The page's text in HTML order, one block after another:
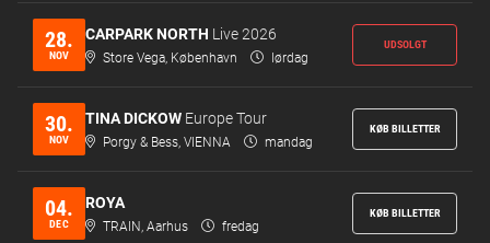
28.
NOV
CARPARK NORTH Live 2026
Store Vega, København lørdag
UDSOLGT
30.
NOV
TINA DICKOW Europe Tour
Porgy & Bess, VIENNA mandag
KØB BILLETTER
04.
DEC
ROYA
TRAIN, Aarhus fredag
KØB BILLETTER